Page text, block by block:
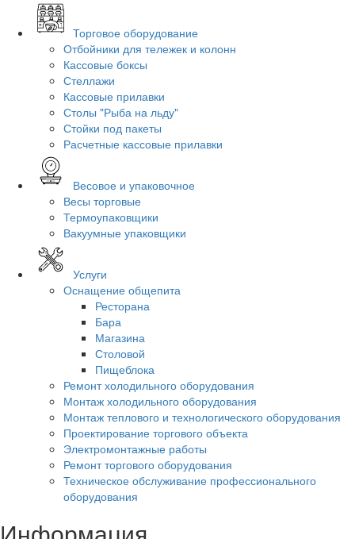
Торговое оборудование
Отбойники для тележек и колонн
Кассовые боксы
Стеллажи
Кассовые прилавки
Столы "Рыба на льду"
Стойки под пакеты
Расчетные кассовые прилавки
Весовое и упаковочное
Весы торговые
Термоупаковщики
Вакуумные упаковщики
Услуги
Оснащение общепита
Ресторана
Бара
Магазина
Столовой
Пищеблока
Ремонт холодильного оборудования
Монтаж холодильного оборудования
Монтаж теплового и технологического оборудования
Проектирование торгового объекта
Электромонтажные работы
Ремонт торгового оборудования
Техническое обслуживание профессионального
оборудования